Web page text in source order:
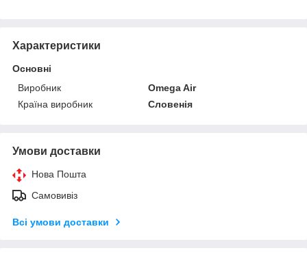
Характеристики
Основні
Виробник
Omega Air
Країна виробник
Словенія
Умови доставки
Нова Пошта
Самовивіз
Всі умови доставки